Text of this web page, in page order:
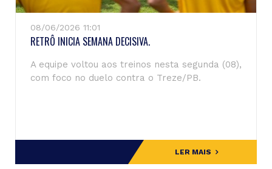
08/06/2026 11:01
RETRÔ INICIA SEMANA DECISIVA.
A equipe voltou aos treinos nesta segunda (08),
com foco no duelo contra o Treze/PB.
LER MAIS